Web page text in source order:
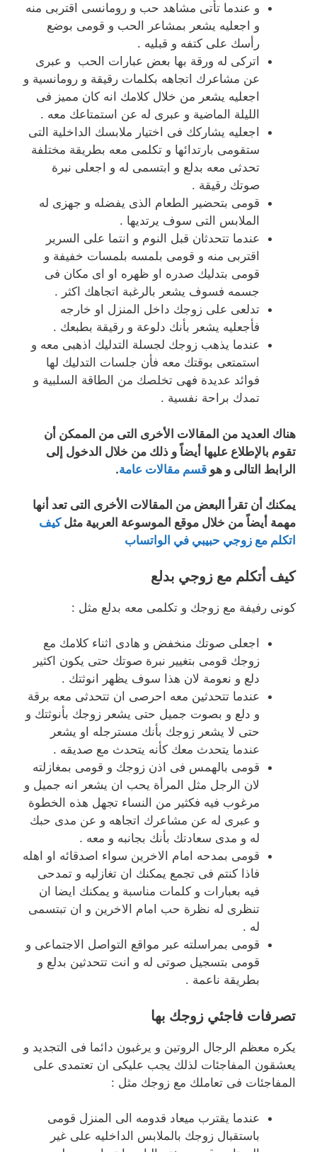
و عندما تأتى مشاهد حب و رومانسى اقتربى منه
و اجعليه يشعر بمشاعر الحب و قومى بوضع
رأسك على كتفه و قبليه .
اتركى له ورقة بها بعض عبارات الحب و عبرى
عن مشاعرك اتجاهه بكلمات رقيقة و رومانسية و
اجعليه يشعر من خلال كلامك انه كان مميز فى
الليلة الماضية و عبرى له عن استمتاعك معه .
اجعليه يشاركك فى اختيار ملابسك الداخلية التى
ستقومى بارتدائها و تكلمى معه بطريقة مختلفة
تحدثى معه بدلع و ابتسمى له و اجعلى نبرة
صوتك رقيقة .
قومى بتحضير الطعام الذى يفضله و جهزى له
الملابس التى سوف يرتديها .
عندما تتحدثان قبل النوم و انتما على السرير
اقتربى منه و قومى بلمسه بلمسات خفيفة و
قومى بتدليك صدره او ظهره او اى مكان فى
جسمه فسوف يشعر بالرغبة اتجاهك اكثر .
تدلعى على زوجك داخل المنزل او خارجه
فأجعليه يشعر بأنك دلوعة و رقيقة بطبعك .
عندما يذهب زوجك لجسلة التدليك اذهبى معه و
استمتعى بوقتك معه فأن جلسات التدليك لها
فوائد عديدة فهى تخلصك من الطاقة السلبية و
تمدك براحة نفسية .
هناك العديد من المقالات الأخرى التى من الممكن أن
تقوم بالإطلاع عليها أيضاً و ذلك من خلال الدخول إلى
الرابط التالى و هو قسم مقالات عامة.
يمكنك أن تقرأ البعض من المقالات الأخرى التى تعد أنها
مهمة أيضاً من خلال موقع الموسوعة العربية مثلكيف
اتكلم مع زوجي حبيبي في الواتساب
كيف أتكلم مع زوجي بدلع
كونى رفيفة مع زوجك و تكلمى معه بدلع مثل :
اجعلى صوتك منخفض و هادى اثناء كلامك مع
زوجك قومى بتغيير نبرة صوتك حتى يكون اكثير
دلع و نعومة لان هذا سوف يظهر انوثتك .
عندما تتحدثين معه احرصى ان تتحدثى معه برقة
و دلع و بصوت جميل حتى يشعر زوجك بأنوثتك و
حتى لا يشعر زوجك بأنك مسترجله او يشعر
عندما يتحدث معك كأنه يتحدث مع صديقه .
قومى بالهمس فى اذن زوجك و قومى بمغازلته
لان الرجل مثل المرأة يحب ان يشعر انه جميل و
مرغوب فيه فكثير من النساء تجهل هذه الخطوة
و عبرى له عن مشاعرك اتجاهه و عن مدى حبك
له و مدى سعادتك بأنك بجانبه و معه .
قومى بمدحه امام الاخرين سواء اصدقائه او اهله
فاذا كنتم فى تجمع يمكنك ان تغازليه و تمدحى
فيه بعبارات و كلمات مناسبة و يمكنك ايضا ان
تنظرى له نظرة حب امام الاخرين و ان تبتسمى
له .
قومى بمراسلته عبر مواقع التواصل الاجتماعى و
قومى بتسجيل صوتى له و انت تتحدثين بدلع و
بطريقة ناعمة .
تصرفات فاجئي زوجك بها
يكره معظم الرجال الروتين و يرغبون دائما فى التجديد و
يعشقون المفاجئات لذلك يجب عليكى ان تعتمدى على
المفاجئات فى تعاملك مع زوجك مثل :
عندما يقترب ميعاد قدومه الى المنزل قومى
باستقبال زوجك بالملابس الداخليه على غير